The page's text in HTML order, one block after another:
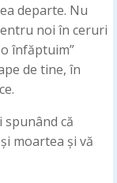
departe. Nu
noi în ceruri
înfăptuim”
de tine, în
că
moartea și vă